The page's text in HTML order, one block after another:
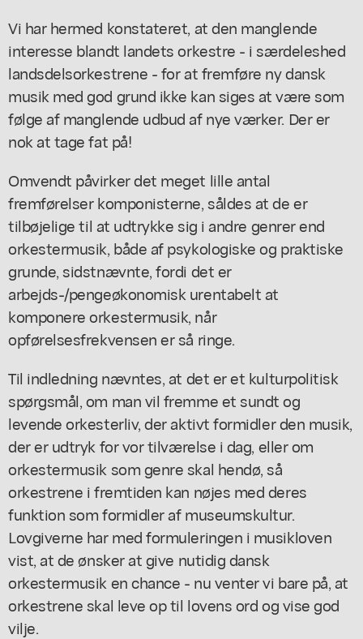
Vi har hermed konstateret, at den manglende
interesse blandt landets orkestre - i særdeleshed
landsdelsorkestrene - for at fremføre ny dansk
musik med god grund ikke kan siges at være som
følge af manglende udbud af nye værker. Der er
nok at tage fat på!
Omvendt påvirker det meget lille antal
fremførelser komponisterne, såldes at de er
tilbøjelige til at udtrykke sig i andre genrer end
orkestermusik, både af psykologiske og praktiske
grunde, sidstnævnte, fordi det er
arbejds-/pengeøkonomisk urentabelt at
komponere orkestermusik, når
opførelsesfrekvensen er så ringe.
Til indledning nævntes, at det er et kulturpolitisk
spørgsmål, om man vil fremme et sundt og
levende orkesterliv, der aktivt formidler den musik,
der er udtryk for vor tilværelse i dag, eller om
orkestermusik som genre skal hendø, så
orkestrene i fremtiden kan nøjes med deres
funktion som formidler af museumskultur.
Lovgiverne har med formuleringen i musikloven
vist, at de ønsker at give nutidig dansk
orkestermusik en chance - nu venter vi bare på, at
orkestrene skal leve op til lovens ord og vise god
vilje.